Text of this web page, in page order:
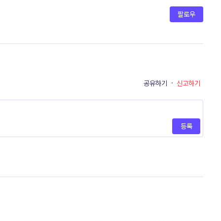
팔로우
공유하기 · 신고하기
등록